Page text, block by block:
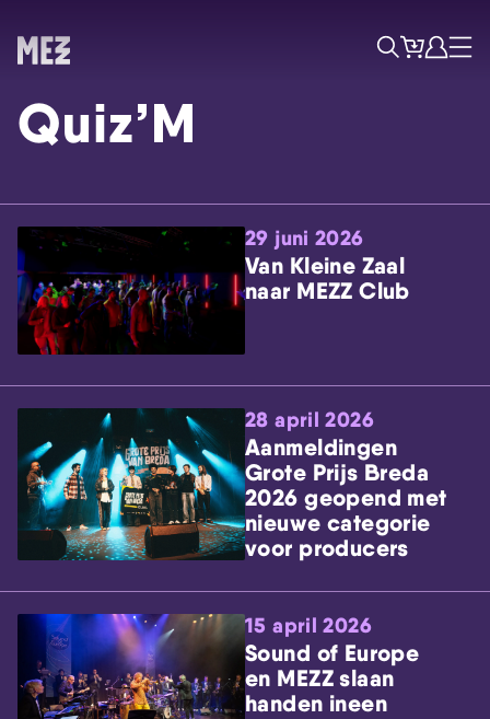
Skip navigatie
ZoekTicketsAccount
Menu
Quiz’M
29 juni 2026
Van Kleine Zaal
naar MEZZ Club
28 april 2026
Aanmeldingen
Grote Prijs Breda
2026 geopend met
nieuwe categorie
voor producers
15 april 2026
Sound of Europe
en MEZZ slaan
handen ineen